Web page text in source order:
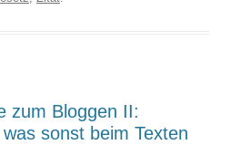
zum Bloggen II:
sonst beim Texten